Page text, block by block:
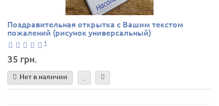
Поздравительная открытка с Вашим текстом
пожалений (рисунок универсальный)
1
35 грн.
Нет в наличии